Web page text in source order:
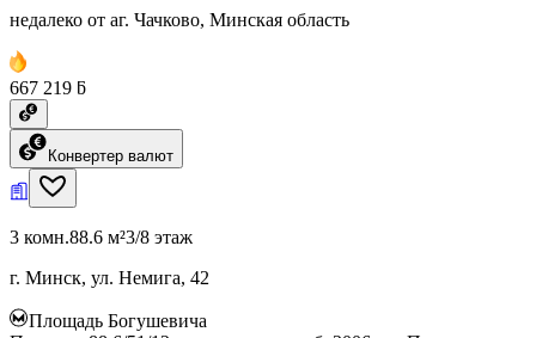
недалеко от аг. Чачково, Минская область
667 219 ƃ
Конвертер валют
3 комн.88.6 м²3/8 этаж
г. Минск, ул. Немига, 42
Площадь Богушевича